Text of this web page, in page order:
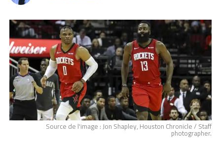
Source de l'image : Jon Shapley, Houston Chronicle / Staff
photographer.